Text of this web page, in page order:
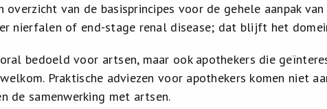
overzicht van de basisprincipes voor de gehele aanpak
nierfalen of end-stage renal disease; dat blijft het
bedoeld voor artsen, maar ook apothekers die
Praktische adviezen voor apothekers komen niet
de samenwerking met artsen.